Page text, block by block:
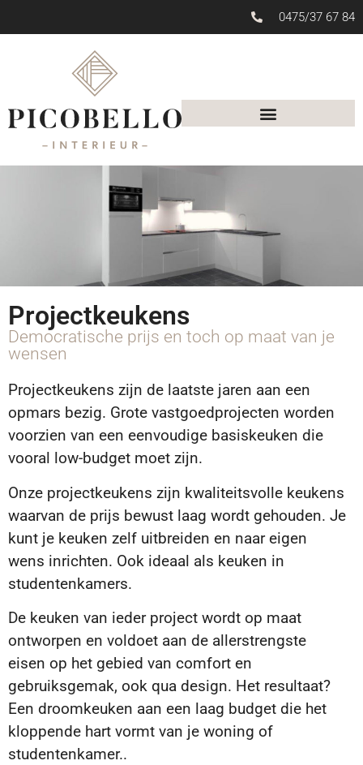
0475/37 67 84
Projectkeukens
Democratische prijs en toch op maat van je
wensen
Projectkeukens zijn de laatste jaren aan een
opmars bezig. Grote vastgoedprojecten worden
voorzien van een eenvoudige basiskeuken die
vooral low-budget moet zijn.
Onze projectkeukens zijn kwaliteitsvolle keukens
waarvan de prijs bewust laag wordt gehouden. Je
kunt je keuken zelf uitbreiden en naar eigen
wens inrichten. Ook ideaal als keuken in
studentenkamers.
De keuken van ieder project wordt op maat
ontworpen en voldoet aan de allerstrengste
eisen op het gebied van comfort en
gebruiksgemak, ook qua design. Het resultaat?
Een droomkeuken aan een laag budget die het
kloppende hart vormt van je woning of
studentenkamer..